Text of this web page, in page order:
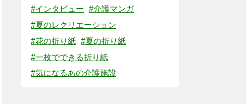
#インタビュー
#介護マンガ
#夏のレクリエーション
#花の折り紙 #夏の折り紙
#一枚でできる折り紙
#気になるあの介護施設